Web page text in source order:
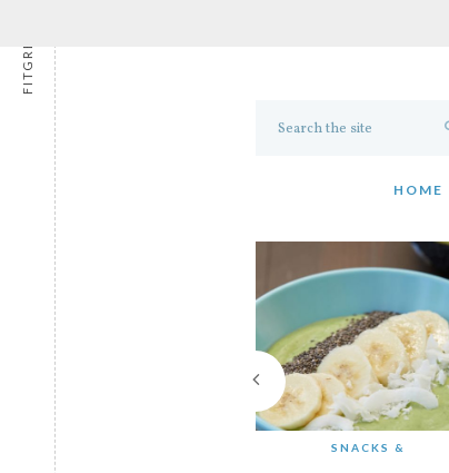
HOME
SNACKS &
FITGRESS